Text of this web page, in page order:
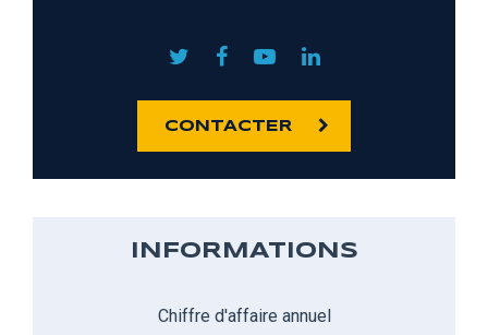
CONTACTER
INFORMATIONS
Chiffre d'affaire annuel